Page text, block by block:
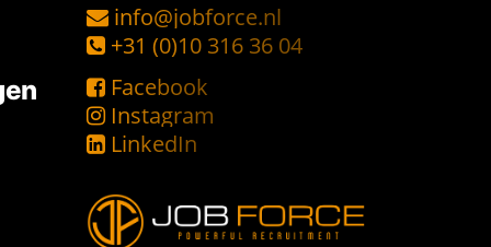
info@jobforce.nl
+31 (0)10 316 36 04
Facebook
Instagram
LinkedIn